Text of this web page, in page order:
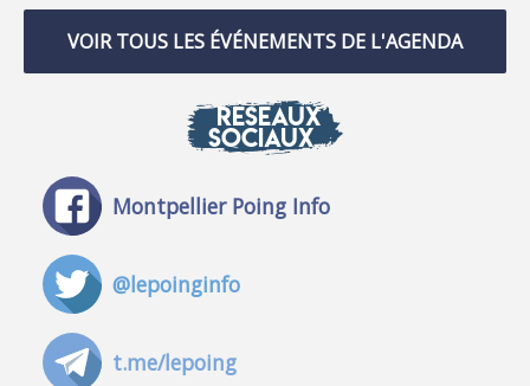
VOIR TOUS LES ÉVÉNEMENTS DE L'AGENDA
RÉSEAUX
SOCIAUX
Montpellier Poing Info
@lepoinginfo
t.me/lepoing